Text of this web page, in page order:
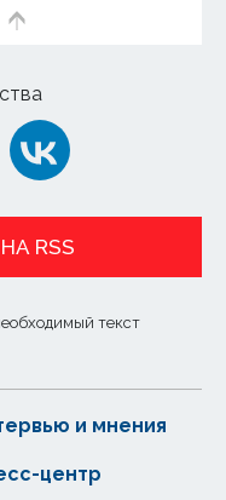
RSS
текст
и мнения
центр